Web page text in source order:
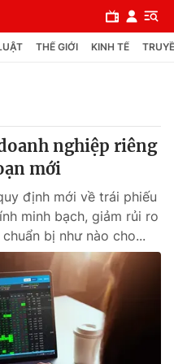
THẾ GIỚI KINH TẾ
nghiệp riêng
mới
định mới về trái phiếu
minh bạch, giảm rủi ro
bị như nào cho...